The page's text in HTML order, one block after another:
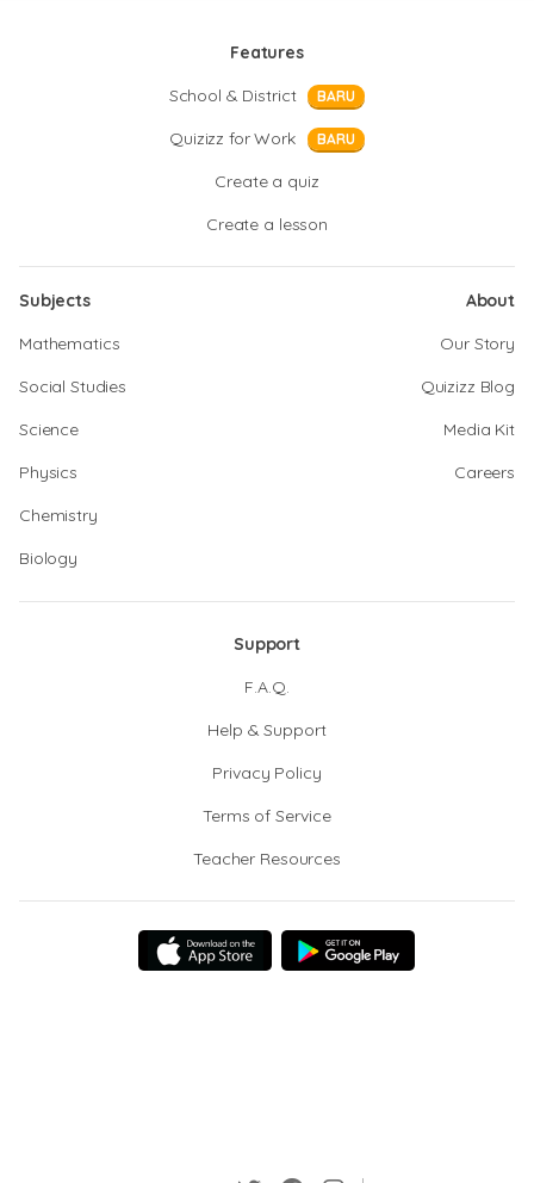
Features
School & District
BARU
Quizizz for Work BARU
Create a quiz
Create a lesson
Subjects
Mathematics
Social Studies
Science
Physics
Chemistry
Biology
About
Our Story
Quizizz Blog
Media Kit
Careers
Support
F.A.Q.
Help & Support
Privacy Policy
Terms of Service
Teacher Resources